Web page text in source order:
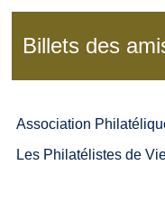
Billets des
Association
Les Philatélistes de